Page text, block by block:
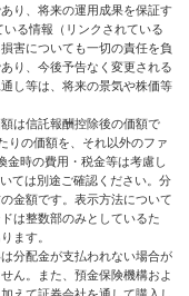
り、将来の運用成果を保証す
る情報（リンクされている
害についても一切の責任を負
り、今後予告なく変更される
し等は、将来の景気や株価等
は信託報酬控除後の価額で
りの価額を、それ以外のファ
金時の費用・税金等は考慮し
ては別途ご確認ください。分
金額です。表示方法について
は整数部のみとしているた
ます。
分配金が支払われない場合が
ん。また、預金保険機構およ